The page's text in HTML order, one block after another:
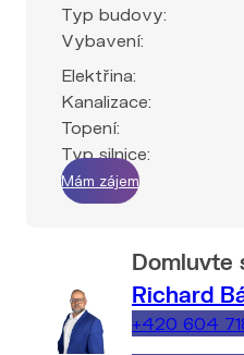
Typ budovy:
Vybavení:
Elektřina:
Kanalizace:
Topení:
Typ silnice:
Mám zájem
Domluvte
Richard
+420 604